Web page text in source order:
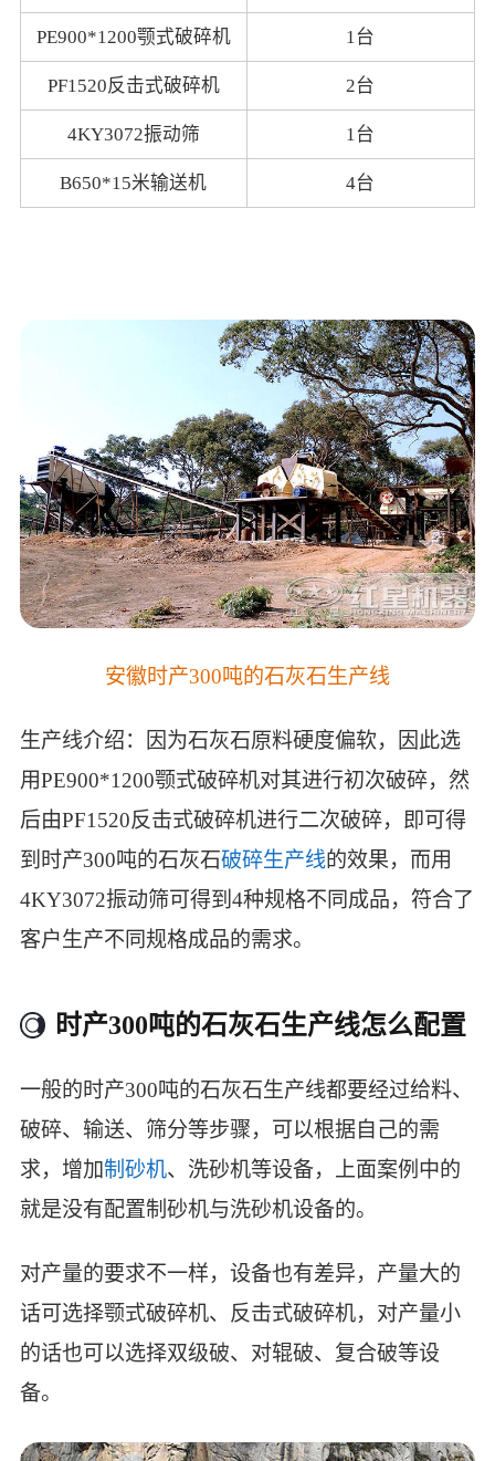
PE900*1200颚式破碎机 1台
PF1520反击式破碎机 2台
4KY3072振动筛 1台
B650*15米输送机 4台
安徽时产300吨的石灰石生产线
生产线介绍：因为石灰石原料硬度偏软，因此选
用PE900*1200颚式破碎机对其进行初次破碎，然
后由PF1520反击式破碎机进行二次破碎，即可得
到时产300吨的石灰石破碎生产线的效果，而用
4KY3072振动筛可得到4种规格不同成品，符合了
客户生产不同规格成品的需求。
时产300吨的石灰石生产线怎么配置
一般的时产300吨的石灰石生产线都要经过给料、
破碎、输送、筛分等步骤，可以根据自己的需
求，增加制砂机、洗砂机等设备，上面案例中的
就是没有配置制砂机与洗砂机设备的。
对产量的要求不一样，设备也有差异，产量大的
话可选择颚式破碎机、反击式破碎机，对产量小
的话也可以选择双级破、对辊破、复合破等设
备。